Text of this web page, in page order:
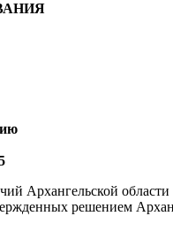
Архангельской области
решением